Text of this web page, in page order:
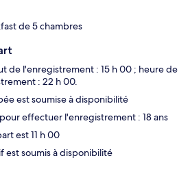
de 5 chambres
de l'enregistrement : 15 h 00 ; heure de
: 22 h 00.
est soumise à disponibilité
effectuer l'enregistrement : 18 ans
est 11 h 00
est soumis à disponibilité